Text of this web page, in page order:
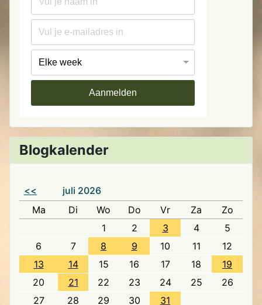
Aanmelden
Blogkalender
<<
juli 2026
Ma
Di Wo Do Vr Za
Zo
1
2 3 4
5
6
7 8 9 10 11
12
13
14 15 16 17 18
19
20
21 22 23 24 25
26
27
28 29 30 31